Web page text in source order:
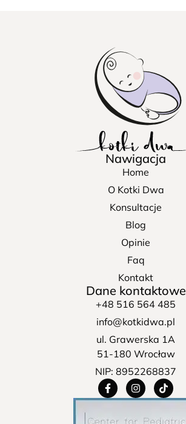
Nawigacja
Home
O Kotki Dwa
Konsultacje
Blog
Opinie
Faq
Kontakt
Dane kontaktowe
+48 516 564 485
info@kotkidwa.pl
ul. Grawerska 1A
51-180 Wrocław
NIP: 8952268837